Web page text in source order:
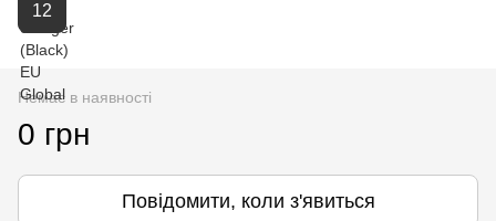
12
Немає в наявності
0 грн
Повідомити, коли з'явиться